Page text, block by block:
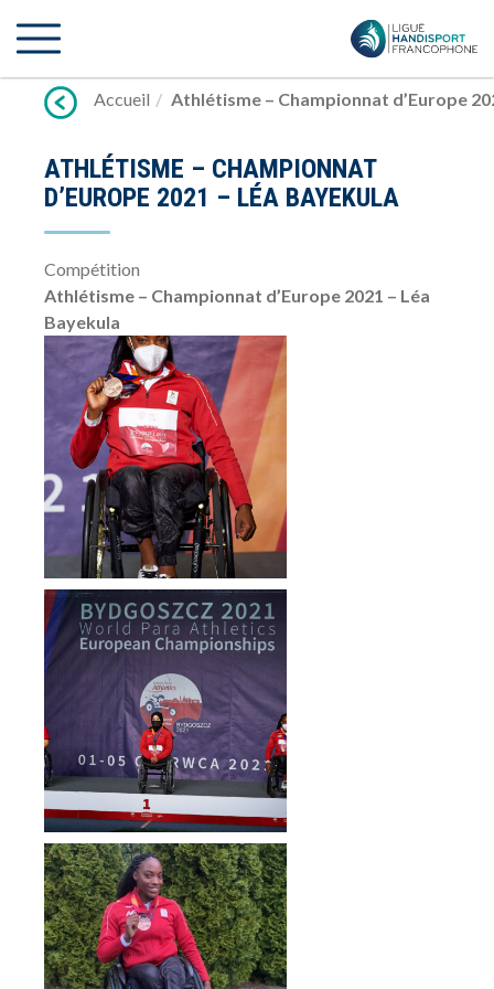
vers
Accueil
Athlétisme – Championnat d’Europe
ATHLÉTISME – CHAMPIONNAT
D’EUROPE 2021 – LÉA BAYEKULA
Compétition
Athlétisme – Championnat d’Europe 2021 – Léa
Bayekula